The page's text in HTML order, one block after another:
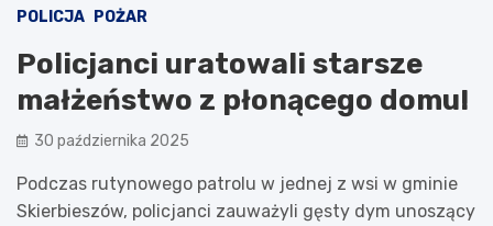
POLICJA POŻAR
Policjanci uratowali starsze
małżeństwo z płonącego domu!
30 października 2025
Podczas rutynowego patrolu w jednej z wsi w gminie
Skierbieszów, policjanci zauważyli gęsty dym unoszący